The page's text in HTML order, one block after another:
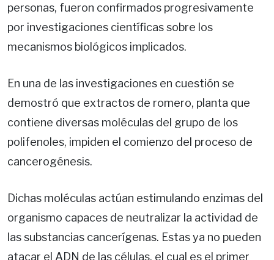
personas, fueron confirmados progresivamente
por investigaciones científicas sobre los
mecanismos biológicos implicados.
En una de las investigaciones en cuestión se
demostró que extractos de romero, planta que
contiene diversas moléculas del grupo de los
polifenoles, impiden el comienzo del proceso de
cancerogénesis.
Dichas moléculas actúan estimulando enzimas del
organismo capaces de neutralizar la actividad de
las substancias cancerígenas. Estas ya no pueden
atacar el ADN de las células, el cual es el primer